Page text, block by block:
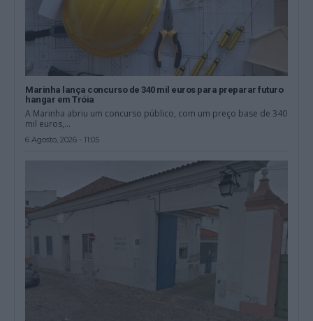
Marinha lança concurso de 340 mil euros para preparar futuro
hangar em Tróia
A Marinha abriu um concurso público, com um preço base de 340
mil euros,...
6 Agosto, 2026 - 11:05